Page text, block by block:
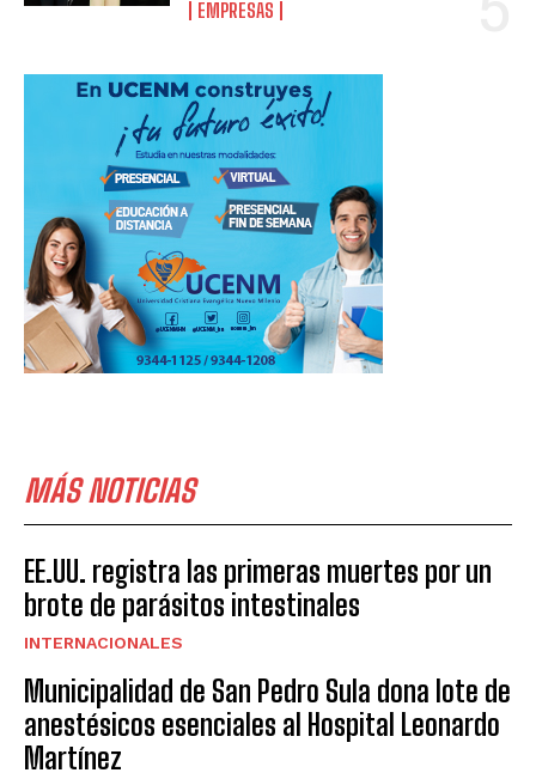
EMPRESAS
MÁS NOTICIAS
EE.UU. registra las primeras muertes por un
brote de parásitos intestinales
INTERNACIONALES
Municipalidad de San Pedro Sula dona lote de
anestésicos esenciales al Hospital Leonardo
Martínez